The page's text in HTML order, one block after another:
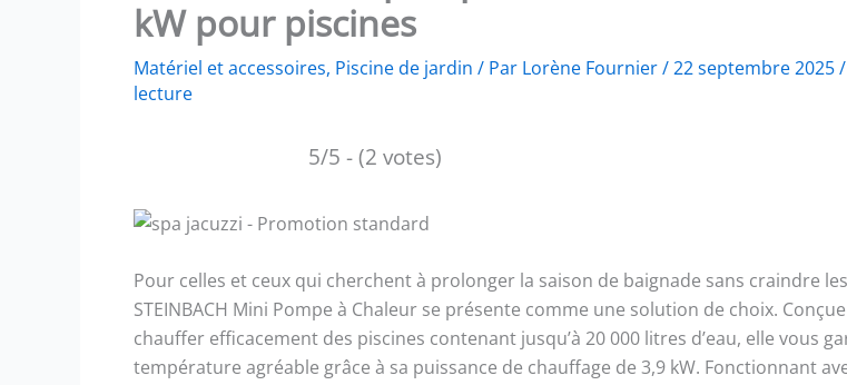
kW pour piscines
Matériel et accessoires, Piscine de jardin / Par Lorène Fournier/22 septembre 2025/
lecture
5/5 - (2 votes)
Pour celles et ceux qui cherchent à prolonger la saison de baignade sans craindre
STEINBACH Mini Pompe à Chaleur se présente comme une solution de choix.
chauffer efficacement des piscines contenant jusqu’à 20 000 litres d’eau, elle vous
température agréable grâce à sa puissance de chauffage de 3,9 kW. Fonctionnant